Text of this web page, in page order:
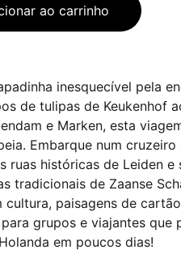
ao carrinho
inesquecível pela
de tulipas de Keukenhof
e Marken, esta
Embarque num cruzeiro
ruas históricas de Leiden e
tradicionais de Zaanse
cultura, paisagens de
grupos e viajantes que
em poucos dias!